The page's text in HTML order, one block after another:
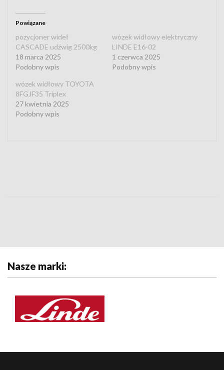
Powiązane
pozycjoner wideł
CASCADE udźwig 2500kg
18 marca 2025
Podobny wpis
wózek widłowy elektryczny
LINDE E16-02
1 czerwca 2025
Podobny wpis
wózek widłowy TOYOTA
8FGJF35 Triplex
27 kwietnia 2025
Podobny wpis
Nasze marki: